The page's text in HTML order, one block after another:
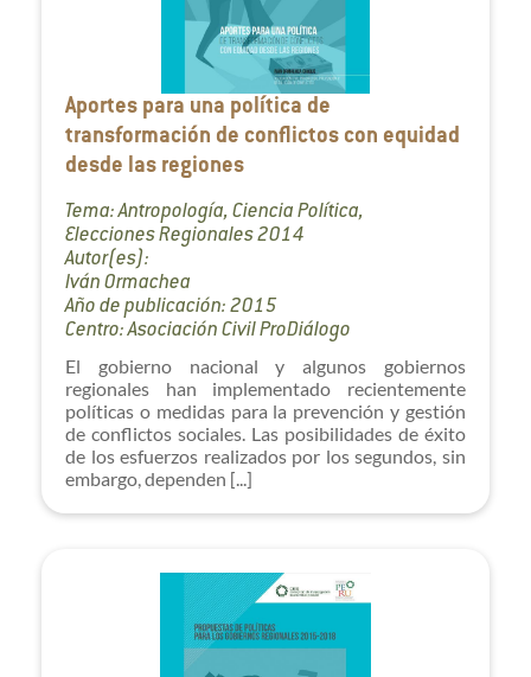
Aportes para una política de
transformación de conflictos con equidad
desde las regiones
Tema: Antropología, Ciencia Política,
Elecciones Regionales 2014
Autor(es):
Iván Ormachea
Año de publicación: 2015
Centro: Asociación Civil ProDiálogo
El gobierno nacional y algunos gobiernos
regionales han implementado recientemente
políticas o medidas para la prevención y gestión
de conflictos sociales. Las posibilidades de éxito
de los esfuerzos realizados por los segundos, sin
embargo, dependen [...]